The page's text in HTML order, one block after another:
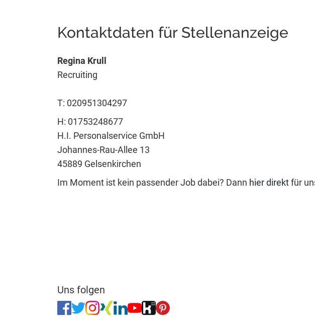
Kontaktdaten für Stellenanzeige
Regina Krull
Recruiting
T: 020951304297
H: 01753248677
H.I. Personalservice GmbH
Johannes-Rau-Allee 13
45889 Gelsenkirchen
Im Moment ist kein passender Job dabei? Dann hier direktfür
Uns folgen